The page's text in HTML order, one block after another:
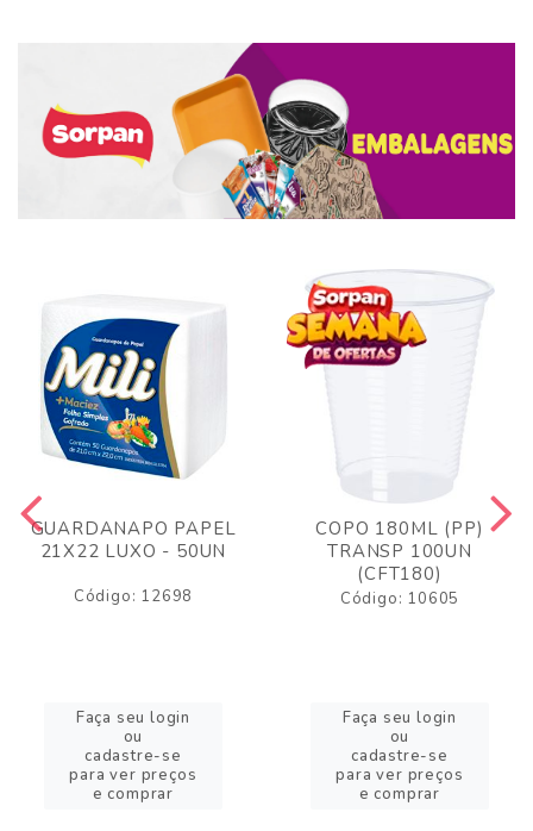
GUARDANAPO PAPEL
21X22 LUXO - 50UN
Código: 12698
Faça seu login
ou
cadastre-se
para ver preços
e comprar
COPO 180ML (PP)
TRANSP 100UN
(CFT180)
Código: 10605
Faça seu login
ou
cadastre-se
para ver preços
e comprar